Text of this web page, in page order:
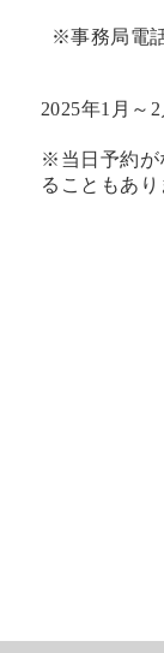
※事務局電
2025年1月～
※当日予約が
ることもあ